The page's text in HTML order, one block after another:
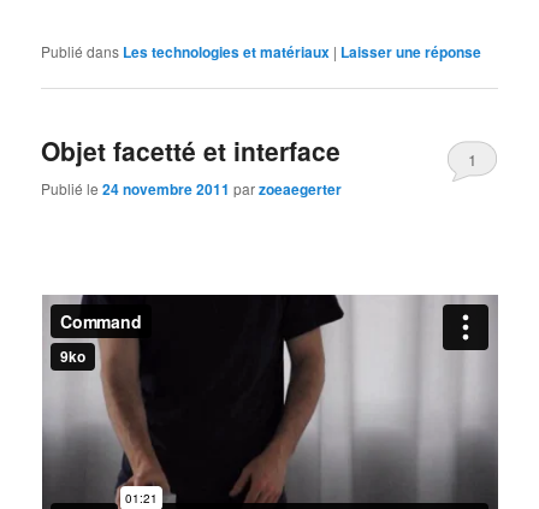
Publié dans Les technologies et matériaux | Laisser une réponse
Objet facetté et interface
Publié le24 novembre 2011 parzoeaegerter
1